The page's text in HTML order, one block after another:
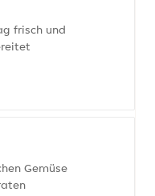
frisch und
Gemüse